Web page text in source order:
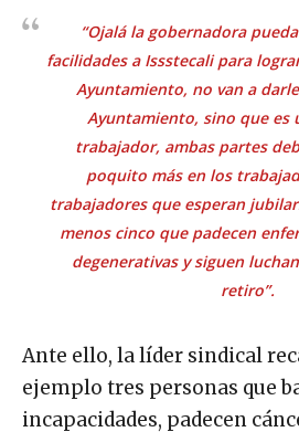
“Ojalá la gobernadora
facilidades a Issstecali para
Ayuntamiento, no van a
Ayuntamiento, sino que es
trabajador, ambas partes
poquito más en los
trabajadores que esperan
menos cinco que padecen
degenerativas y siguen
retiro”.
Ante ello, la líder sindical
ejemplo tres personas que
incapacidades, padecen